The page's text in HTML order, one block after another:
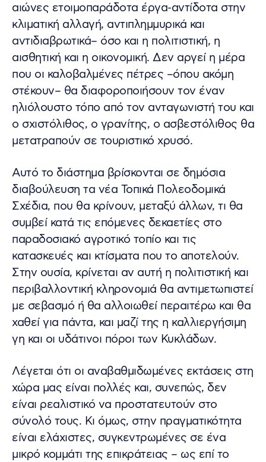
αιώνες ετοιμοπαράδοτα έργα-αντίδοτα στην
κλιματική αλλαγή, αντιπλημμυρικά και
αντιδιαβρωτικά– όσο και η πολιτιστική, η
αισθητική και η οικονομική. Δεν αργεί η μέρα
που οι καλοβαλμένες πέτρες –όπου ακόμη
στέκουν– θα διαφοροποιήσουν τον έναν
ηλιόλουστο τόπο από τον ανταγωνιστή του και
ο σχιστόλιθος, ο γρανίτης, ο ασβεστόλιθος θα
μετατραπούν σε τουριστικό χρυσό.
Αυτό το διάστημα βρίσκονται σε δημόσια
διαβούλευση τα νέα Τοπικά Πολεοδομικά
Σχέδια, που θα κρίνουν, μεταξύ άλλων, τι θα
συμβεί κατά τις επόμενες δεκαετίες στο
παραδοσιακό αγροτικό τοπίο και τις
κατασκευές και κτίσματα που το αποτελούν.
Στην ουσία, κρίνεται αν αυτή η πολιτιστική και
περιβαλλοντική κληρονομιά θα αντιμετωπιστεί
με σεβασμό ή θα αλλοιωθεί περαιτέρω και θα
χαθεί για πάντα, και μαζί της η καλλιεργήσιμη
γη και οι υδάτινοι πόροι των Κυκλάδων.
Λέγεται ότι οι αναβαθμιδωμένες εκτάσεις στη
χώρα μας είναι πολλές και, συνεπώς, δεν
είναι ρεαλιστικό να προστατευτούν στο
σύνολό τους. Κι όμως, στην πραγματικότητα
είναι ελάχιστες, συγκεντρωμένες σε ένα
μικρό κομμάτι της επικράτειας – ως επί το